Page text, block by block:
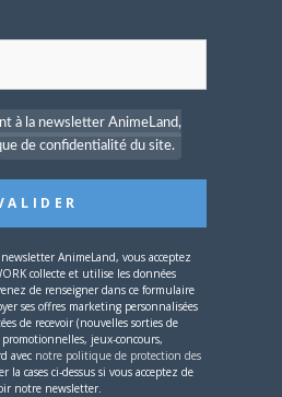
la liste,contactez-nous
à la newsletter AnimeLand,
de confidentialité du site.
AnimeLand, vous acceptez
collecte et utilise les données
de renseigner dans ce formulaire
ses offres marketing personnalisées
de recevoir (nouvelles sorties de
jeux-concours,
avec notre politique de protection des
la cases ci-dessus si vous acceptez de
notre newsletter.